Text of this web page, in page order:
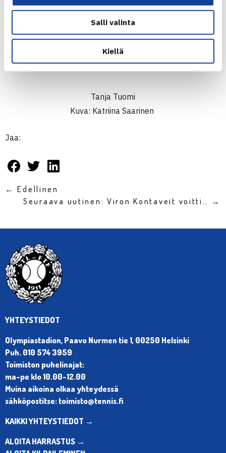
Salli valinta
Kiellä
Tanja Tuomi
Kuva: Katriina Saarinen
Jaa:
← Edellinen
Seuraava uutinen: Viron Kontaveit voitti… →
YHTEYSTIEDOT
Olympiastadion, Paavo Nurmen tie 1, 00250 Helsinki
Puh. 010 574 3959
Toimiston puhelinajat:
ma-pe klo 10.00-12.00
Muina aikoina olkaa yhteydessä
sähköpostitse: toimisto@tennis.fi
KAIKKI YHTEYSTIEDOT →
ALOITA HARRASTUS →